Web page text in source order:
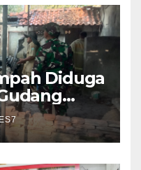
Diduga